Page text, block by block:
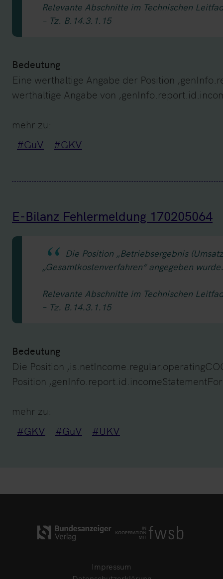
Relevante Abschnitte im Technischen
– Tz. B.14.3.1.15
Bedeutung
Eine werthaltige Angabe der Position
werthaltige Angabe von
mehr zu:
#GuV
#GKV
E-Bilanz Fehlermeldung 170205064
Die Position „Betriebsergebnis
„Gesamtkostenverfahren“ angegeben wurde.
Relevante Abschnitte im Technischen
– Tz. B.14.3.1.15
Bedeutung
Die Position
Position
mehr zu:
#GKV
#GuV #UKV
Impressum